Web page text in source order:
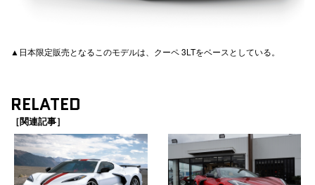
▲日本限定販売となるこのモデルは、クーペ 3LTをベースとしている。
RELATED
［関連記事］